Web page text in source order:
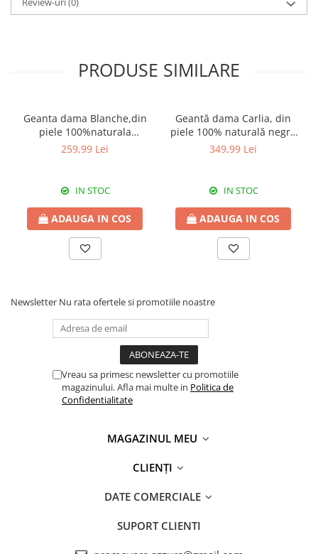
PRODUSE SIMILARE
Geanta dama Blanche,din
piele 100%naturala
Italia,8246,negru
259,99 Lei
IN STOC
ADAUGA IN COS
Geantă dama Carlia, din
piele 100% naturală negru
8009
349,99 Lei
IN STOC
ADAUGA IN COS
Newsletter Nu rata ofertele si promotiile noastre
Vreau sa primesc newsletter cu promotiile
magazinului. Afla mai multe in Politica de
Confidentialitate
MAGAZINUL MEU
CLIENȚI
DATE COMERCIALE
SUPORT CLIENTI